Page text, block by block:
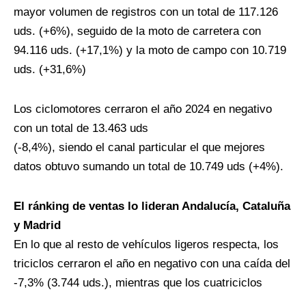
mayor volumen de registros con un total de 117.126
uds. (+6%), seguido de la moto de carretera con
94.116 uds. (+17,1%) y la moto de campo con 10.719
uds. (+31,6%)
Los ciclomotores cerraron el año 2024 en negativo
con un total de 13.463 uds
(-8,4%), siendo el canal particular el que mejores
datos obtuvo sumando un total de 10.749 uds (+4%).
El ránking de ventas lo lideran Andalucía, Cataluña
y Madrid
En lo que al resto de vehículos ligeros respecta, los
triciclos cerraron el año en negativo con una caída del
-7,3% (3.744 uds.), mientras que los cuatriciclos